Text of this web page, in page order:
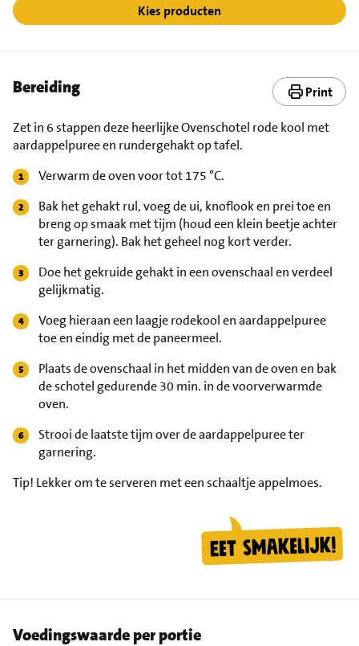
Kies producten
Bereiding Print
Zet in 6 stappen deze heerlijke Ovenschotel rode kool met
aardappelpuree en rundergehakt op tafel.
Verwarm de oven voor tot 175 °C.
Bak het gehakt rul, voeg de ui, knoflook en prei toe en
breng op smaak met tijm (houd een klein beetje achter
ter garnering). Bak het geheel nog kort verder.
Doe het gekruide gehakt in een ovenschaal en verdeel
gelijkmatig.
Voeg hieraan een laagje rodekool en aardappelpuree
toe en eindig met de paneermeel.
Plaats de ovenschaal in het midden van de oven en bak
de schotel gedurende 30 min. in de voorverwarmde
oven.
Strooi de laatste tijm over de aardappelpuree ter
garnering.
Tip! Lekker om te serveren met een schaaltje appelmoes.
Voedingswaarde per portie